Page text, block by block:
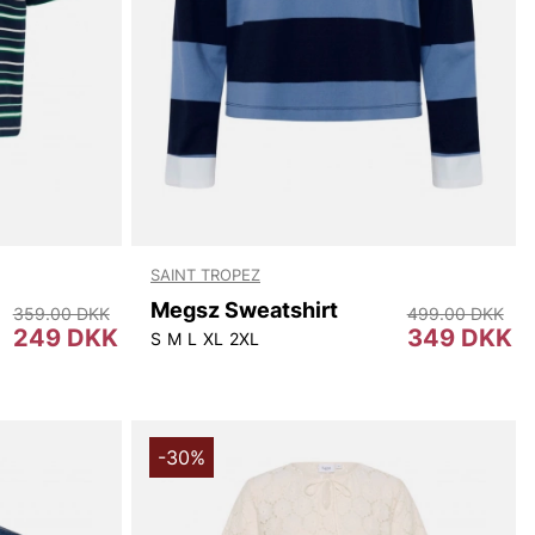
249 DKK
359.00 DKK
SAINT TROPEZ
Megsz Sweatshirt
S M L XL 2XL 349 DKK
499.00 DKK
-30%